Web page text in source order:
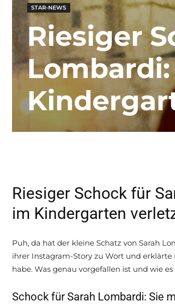
STAR-NEWS
Riesiger
Riesiger Schock für
im Kindergarten
Puh, da hat der kleine Schatz von Sarah
ihrer Instagram-Story zu Wort und
habe. Was genau vorgefallen ist und wie
Schock für Sarah Lombardi: Sie